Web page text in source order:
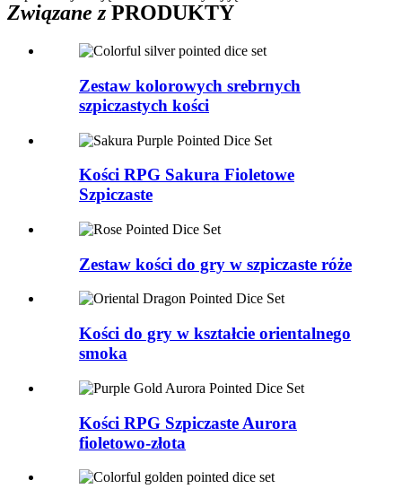
Związane zPRODUKTY
Zestaw kolorowych srebrnych
szpiczastych kości
Kości RPG Sakura Fioletowe
Szpiczaste
Zestaw kości do gry w szpiczaste róże
Kości do gry w kształcie orientalnego
smoka
Kości RPG Szpiczaste Aurora
fioletowo-złota